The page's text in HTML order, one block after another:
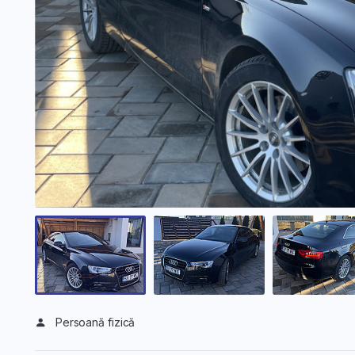
Persoană fizică